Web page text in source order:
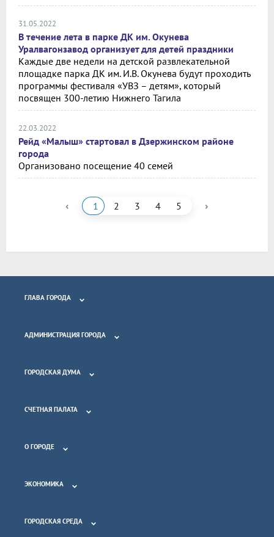
31.05.2022
В течение лета в парке ДК им. Окунева
Уралвагонзавод организует для детей праздники
Каждые две недели на детской развлекательной
площадке парка ДК им. И.В. Окунева будут проходить
программы фестиваля «УВЗ – детям», который
посвящен 300-летию Нижнего Тагила
22.03.2022
Рейд «Малыш» стартовал в Дзержинском районе
города
Организовано посещение 40 семей
‹ 1 2 3 4 5 ›
ГЛАВА ГОРОДА
АДМИНИСТРАЦИЯ ГОРОДА
ГОРОДСКАЯ ДУМА
СЧЕТНАЯ ПАЛАТА
О ГОРОДЕ
ЭКОНОМИКА
ГОРОДСКАЯ СРЕДА